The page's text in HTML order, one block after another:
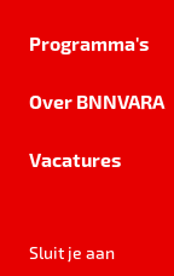
Programma's
Over BNNVARA
Vacatures
Sluit je aan